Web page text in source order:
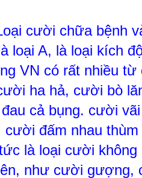
cười chữa bệnh
loại A, là loại kích
VN có rất nhiều
ha hả, cười bò
cả bụng. cười
cười đấm nhau
là loại cười
như cười gượng,